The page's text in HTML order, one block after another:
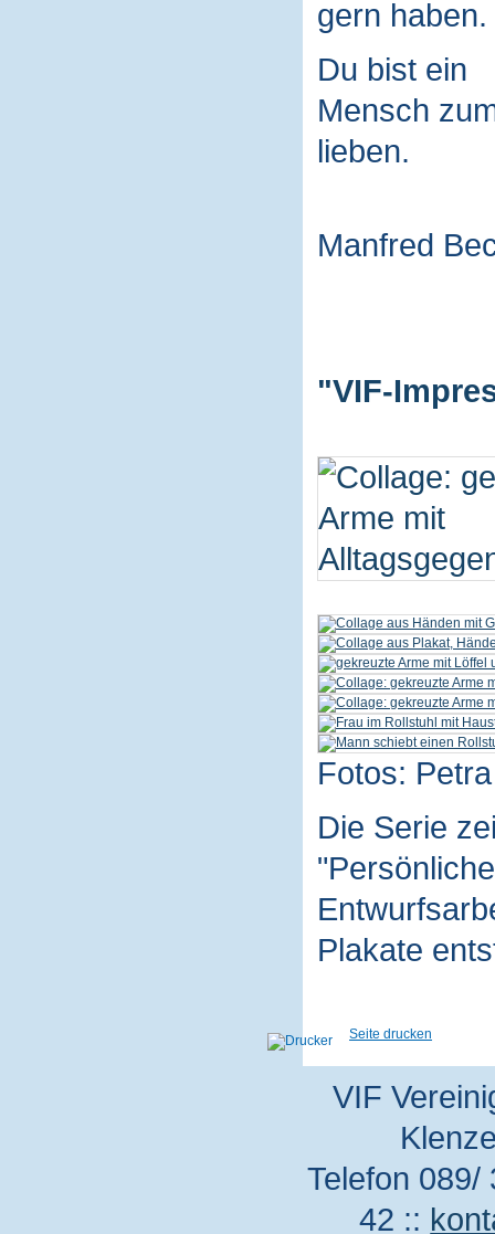
gern haben.
Du bist ein
Mensch
lieben.
Manfred
"VIF-
Fotos:
Die Serie
Plakate
Seite drucken
VIF
Telefon
42 ::